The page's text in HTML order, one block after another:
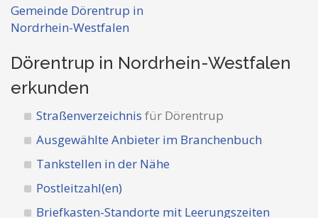
Dörentrup in Nordrhein-Westfalen
erkunden
Straßenverzeichnis für Dörentrup
Ausgewählte Anbieter im Branchenbuch
Tankstellen in der Nähe
Postleitzahl(en)
Briefkasten-Standorte mit Leerungszeiten